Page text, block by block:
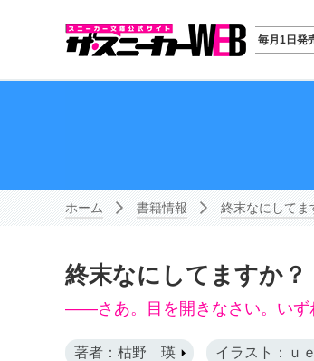
毎月1日発
ホーム 書籍情報 終末なにして
終末なにしてますか
――さあ。目を開きなさい。いず
著者：枯野 瑛 イラスト：ｕｅ